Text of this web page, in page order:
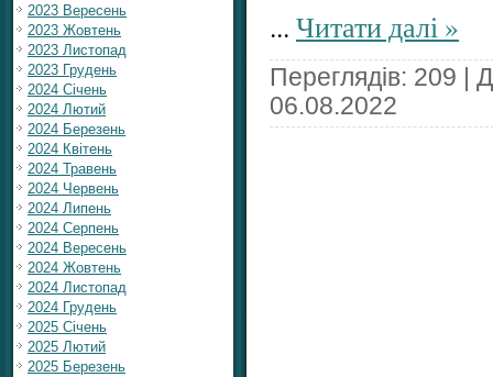
2023 Вересень
2023 Жовтень
2023 Листопад
2023 Грудень
2024 Січень
2024 Лютий
2024 Березень
2024 Квітень
2024 Травень
2024 Червень
2024 Липень
2024 Серпень
2024 Вересень
2024 Жовтень
2024 Листопад
2024 Грудень
2025 Січень
2025 Лютий
2025 Березень
... Читати далі »
Переглядів: 209 |
06.08.2022